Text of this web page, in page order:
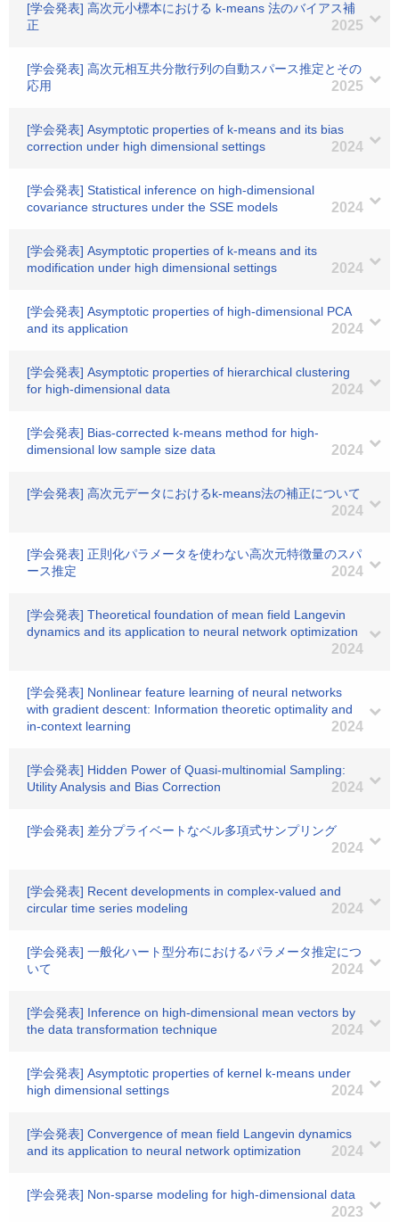
[学会発表] 高次元小標本における k-means 法のバイアス補
正
2025
[学会発表] 高次元相互共分散行列の自動スパース推定とその
応用
2025
[学会発表] Asymptotic properties of k-means and its bias
correction under high dimensional settings
2024
[学会発表] Statistical inference on high-dimensional
covariance structures under the SSE models
2024
[学会発表] Asymptotic properties of k-means and its
modification under high dimensional settings
2024
[学会発表] Asymptotic properties of high-dimensional PCA
and its application
2024
[学会発表] Asymptotic properties of hierarchical clustering
for high-dimensional data
2024
[学会発表] Bias-corrected k-means method for high-
dimensional low sample size data
2024
[学会発表] 高次元データにおけるk-means法の補正について
2024
[学会発表] 正則化パラメータを使わない高次元特徴量のスパ
ース推定
2024
[学会発表] Theoretical foundation of mean field Langevin
dynamics and its application to neural network optimization
2024
[学会発表] Nonlinear feature learning of neural networks
with gradient descent: Information theoretic optimality and
in-context learning
2024
[学会発表] Hidden Power of Quasi-multinomial Sampling:
Utility Analysis and Bias Correction
2024
[学会発表] 差分プライベートなベル多項式サンプリング
2024
[学会発表] Recent developments in complex-valued and
circular time series modeling
2024
[学会発表] 一般化ハート型分布におけるパラメータ推定につ
いて
2024
[学会発表] Inference on high-dimensional mean vectors by
the data transformation technique
2024
[学会発表] Asymptotic properties of kernel k-means under
high dimensional settings
2024
[学会発表] Convergence of mean field Langevin dynamics
and its application to neural network optimization
2024
[学会発表] Non-sparse modeling for high-dimensional data
2023